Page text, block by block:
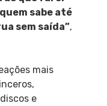
sabe até
sem saída”,
mais
e